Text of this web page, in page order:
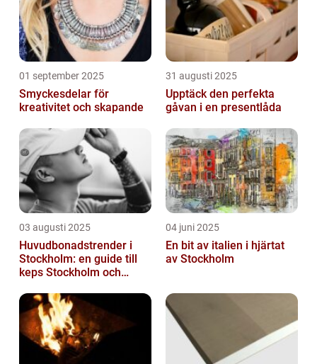
01 september 2025
Smyckesdelar för
kreativitet och skapande
31 augusti 2025
Upptäck den perfekta
gåvan i en presentlåda
03 augusti 2025
Huvudbonadstrender i
Stockholm: en guide till
keps Stockholm och
04 juni 2025
En bit av italien i hjärtat
av Stockholm